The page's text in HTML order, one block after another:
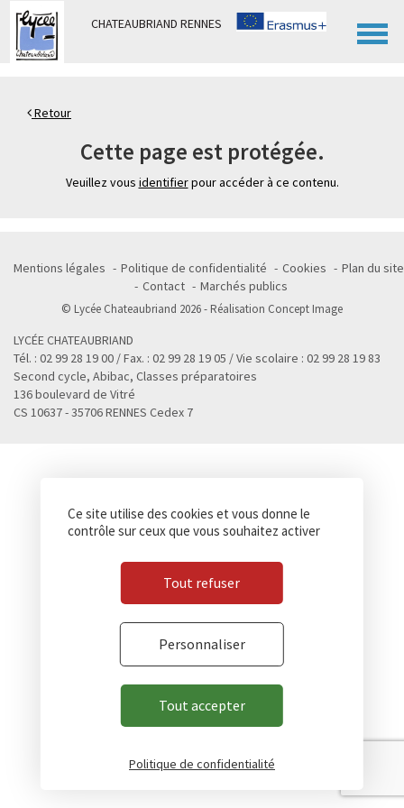
CHATEAUBRIAND RENNES
Retour
Cette page est protégée.
Veuillez vous identifierpour accéder à ce contenu.
Mentions légales Politique de confidentialité Cookies
Plan du site
Contact
Marchés publics
© Lycée Chateaubriand 2026 - Réalisation Concept Image
LYCÉE CHATEAUBRIAND
Tél. : 02 99 28 19 00 / Fax. : 02 99 28 19 05 / Vie scolaire : 02 99 28 19 83
Second cycle, Abibac, Classes préparatoires
136 boulevard de Vitré
CS 10637 - 35706 RENNES Cedex 7
Panneau de gestion des cookies
Ce site utilise des cookies et vous donne le
contrôle sur ceux que vous souhaitez activer
Tout accepter
Tout refuser
Personnaliser
Politique de confidentialité